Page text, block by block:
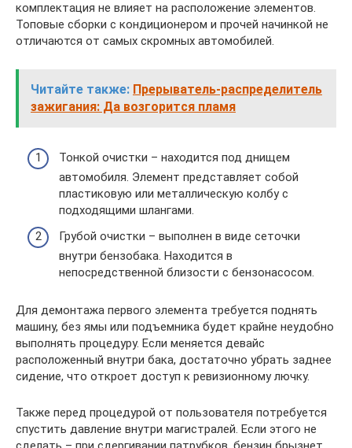
комплектация не влияет на расположение элементов.
Топовые сборки с кондиционером и прочей начинкой не
отличаются от самых скромных автомобилей.
Читайте также: Прерыватель-распределитель
зажигания: Да возгорится пламя
Тонкой очистки – находится под днищем
автомобиля. Элемент представляет собой
пластиковую или металлическую колбу с
подходящими шлангами.
Грубой очистки – выполнен в виде сеточки
внутри бензобака. Находится в
непосредственной близости с бензонасосом.
Для демонтажа первого элемента требуется поднять
машину, без ямы или подъемника будет крайне неудобно
выполнять процедуру. Если меняется девайс
расположенный внутри бака, достаточно убрать заднее
сидение, что откроет доступ к ревизионному лючку.
Также перед процедурой от пользователя потребуется
спустить давление внутри магистралей. Если этого не